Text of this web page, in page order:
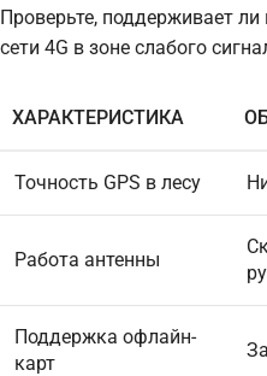
Проверьте, поддерживает
сети 4G в зоне слабого
ХАРАКТЕРИСТИКА
Точность GPS в лесу
Работа антенны
Поддержка офлайн-
карт